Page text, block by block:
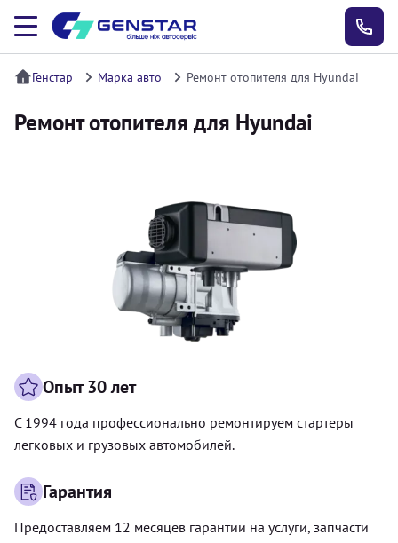
Генстар Марка авто Ремонт отопителя для Hyundai
Ремонт отопителя для Hyundai
Опыт 30 лет
С 1994 года профессионально ремонтируем стартеры
легковых и грузовых автомобилей.
Гарантия
Предоставляем 12 месяцев гарантии на услуги, запчасти